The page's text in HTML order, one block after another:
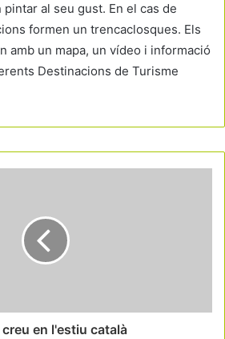
al seu gust. En el cas de
formen un trencaclosques. Els
amb un mapa, un vídeo i informació
Destinacions de Turisme
creu en l'estiu català